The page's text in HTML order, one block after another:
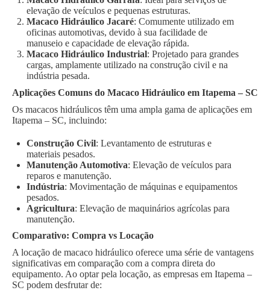
elevação de veículos e pequenas estruturas.
Macaco Hidráulico Jacaré: Comumente utilizado em
oficinas automotivas, devido à sua facilidade de
manuseio e capacidade de elevação rápida.
Macaco Hidráulico Industrial: Projetado para grandes
cargas, amplamente utilizado na construção civil e na
indústria pesada.
Aplicações Comuns do Macaco Hidráulico em Itapema – SC
Os macacos hidráulicos têm uma ampla gama de aplicações em
Itapema – SC, incluindo:
Construção Civil: Levantamento de estruturas e
materiais pesados.
Manutenção Automotiva: Elevação de veículos para
reparos e manutenção.
Indústria: Movimentação de máquinas e equipamentos
pesados.
Agricultura: Elevação de maquinários agrícolas para
manutenção.
Comparativo: Compra vs Locação
A locação de macaco hidráulico oferece uma série de vantagens
significativas em comparação com a compra direta do
equipamento. Ao optar pela locação, as empresas em Itapema –
SC podem desfrutar de: